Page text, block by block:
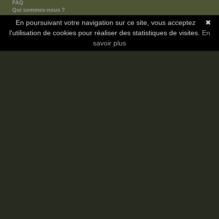
FAQ
Qui sommes-nous ?
Nos partenaires
Faites-nous connaitre
Nous contacter
✖
En poursuivant votre navigation sur ce site, vous acceptez
l'utilisation de cookies pour réaliser des statistiques de visites. En
savoir plus